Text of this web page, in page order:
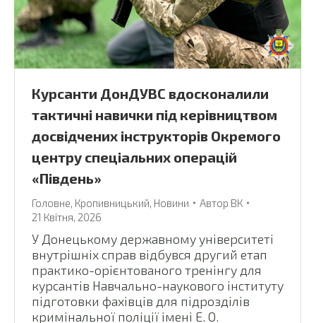
Курсанти ДонДУВС вдосконалили
тактичні навички під керівництвом
досвідчених інструкторів Окремого
центру спеціальних операцій
«Південь»
Головне, Кропивницький, Новини Автор ВК
21 Квітня, 2026
У Донецькому державному університеті
внутрішніх справ відбувся другий етап
практико-орієнтованого тренінгу для
курсантів Навчально-наукового інституту
підготовки фахівців для підрозділів
кримінальної поліції імені Е. О.